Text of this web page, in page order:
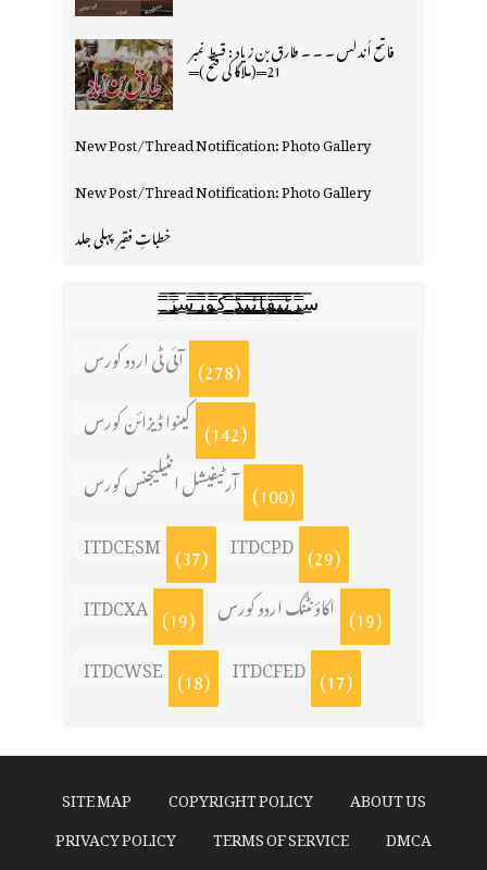
فاتح اُندلس ۔ ۔ ۔ طارق بن زیاد : قسط نمبر
21═(ملاگا کی فتح )═
New Post/Thread Notification: Photo Gallery
New Post/Thread Notification: Photo Gallery
خطباتِ فقیر پہلی جلد
س̳̿͟͞ر̳̿͟͞ٹ̳̿͟͞ی̳̿͟͞ف̳̿͟͞ا̳̿͟͞ي̳̳̿ٔ̿͟͟͞͞ی̳̿͟͞ڈ̳̿͟͞ ̳̿͟͞ک̳̿͟͞و̳̿͟͞ر̳̿͟͞س̳̿͟͞ز̳̿͟͞
آئی ٹی اردو کورس (278)
کینوا ڈیزائن کورس (142)
آرٹیفیشل انٹیلیجنس کورس (100)
ITDCESM (37) ITDCPD (29)
ITDCXA (19) اکاؤنٹنگ اردو کورس (19)
ITDCWSE (18) ITDCFED (17)
ABOUT US
COPYRIGHT POLICY
SITE MAP
DMCA
TERMS OF SERVICE
PRIVACY POLICY